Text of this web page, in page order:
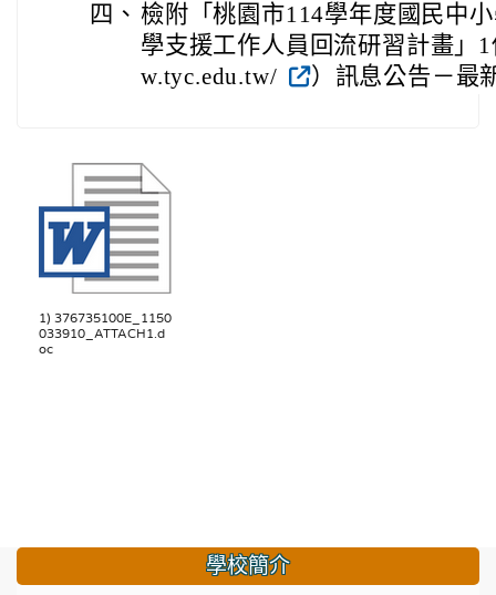
四、 檢附「桃園市114學年度國民中
學支援工作人員回流研習計畫」
w.tyc.edu.tw/
）訊息公告－最
1) 376735100E_1150
033910_ATTACH1.d
oc
學校簡介